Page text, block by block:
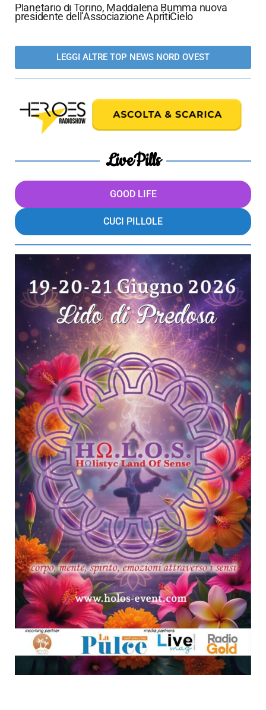
Planetario di Torino, Maddalena Bumma nuova
presidente dell’Associazione ApritiCielo
LEGGI ALTRE TOP NEWS NORD OVEST
LivePills
GOOD LIFE
CUCI PILLOLE